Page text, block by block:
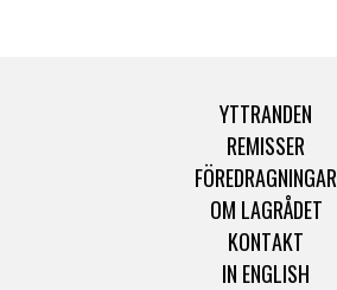
YTTRANDEN
REMISSER
FÖREDRAGNINGAR
OM LAGRÅDET
KONTAKT
IN ENGLISH